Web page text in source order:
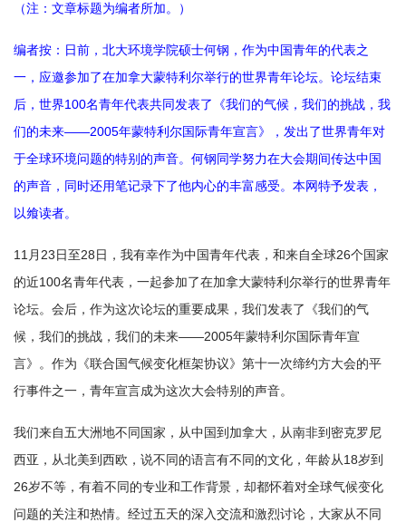
（注：文章标题为编者所加。）
编者按：日前，北大环境学院硕士何钢，作为中国青年的代表之
一，应邀参加了在加拿大蒙特利尔举行的世界青年论坛。论坛结束
后，世界100名青年代表共同发表了《我们的气候，我们的挑战，我
们的未来——2005年蒙特利尔国际青年宣言》，发出了世界青年对
于全球环境问题的特别的声音。何钢同学努力在大会期间传达中国
的声音，同时还用笔记录下了他内心的丰富感受。本网特予发表，
以飨读者。
11月23日至28日，我有幸作为中国青年代表，和来自全球26个国家
的近100名青年代表，一起参加了在加拿大蒙特利尔举行的世界青年
论坛。会后，作为这次论坛的重要成果，我们发表了《我们的气
候，我们的挑战，我们的未来——2005年蒙特利尔国际青年宣
言》。作为《联合国气候变化框架协议》第十一次缔约方大会的平
行事件之一，青年宣言成为这次大会特别的声音。
我们来自五大洲地不同国家，从中国到加拿大，从南非到密克罗尼
西亚，从北美到西欧，说不同的语言有不同的文化，年龄从18岁到
26岁不等，有着不同的专业和工作背景，却都怀着对全球气候变化
问题的关注和热情。经过五天的深入交流和激烈讨论，大家从不同